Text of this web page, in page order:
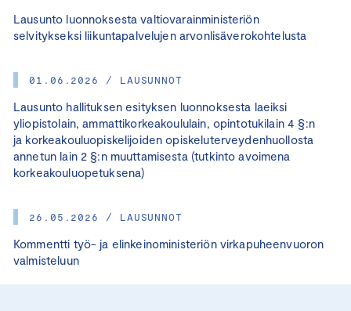
Lausunto luonnoksesta valtiovarainministeriön
selvitykseksi liikuntapalvelujen arvonlisäverokohtelusta
01.06.2026 / LAUSUNNOT
Lausunto hallituksen esityksen luonnoksesta laeiksi
yliopistolain, ammattikorkeakoululain, opintotukilain 4 §:n
ja korkeakouluopiskelijoiden opiskeluterveydenhuollosta
annetun lain 2 §:n muuttamisesta (tutkinto avoimena
korkeakouluopetuksena)
26.05.2026 / LAUSUNNOT
Kommentti työ- ja elinkeinoministeriön virkapuheenvuoron
valmisteluun